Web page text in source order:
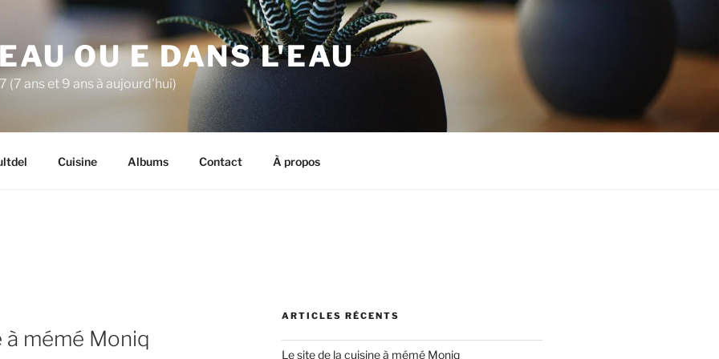
OU E DANS L'EAU
(7 ans et 9 ans à aujourd'hui)
Cuisine Albums Contact À propos
à mémé Moniq
ARTICLES RÉCENTS
Le site de la cuisine à mémé Moniq